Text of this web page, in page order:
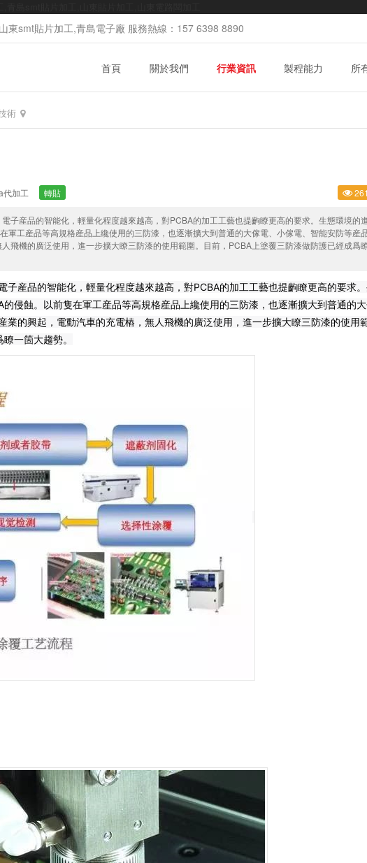
東smt貼片加工,青島電子廠 服務熱線：157 6398 8890
首頁 關於我們 行業資訊 製程能力 所
術
代加工 轉貼
子産品的智能化，輕量化程度越來越高，對PCBA的加工工藝也提齣瞭更高的要求。生態環境的
軍工産品等高規格産品上纔使用的三防漆，也逐漸擴大到普通的大傢電、小傢電、智能安防等産
飛機的廣泛使用，進一步擴大瞭三防漆的使用範圍。目前，PCBA上塗覆三防漆做防護已經成爲
子産品的智能化，輕量化程度越來越高，對PCBA的加工工藝也提齣瞭更高的要求
侵蝕。以前隻在軍工産品等高規格産品上纔使用的三防漆，也逐漸擴大到普通的
業的興起，電動汽車的充電樁，無人飛機的廣泛使用，進一步擴大瞭三防漆的使用
一箇大趨勢。